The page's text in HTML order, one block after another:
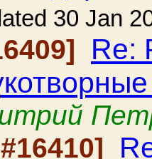
30 Jan
Re: